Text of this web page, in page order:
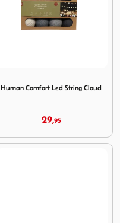
Human Comfort Led String Cloud
29,95